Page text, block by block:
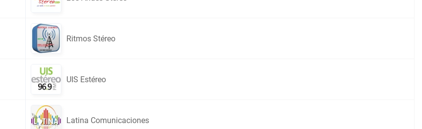
Ritmos Stéreo
UIS Estéreo
Latina Comunicaciones